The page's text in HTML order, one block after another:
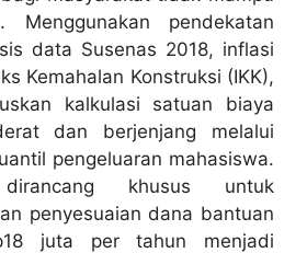
pendekatan
data Susenas 2018, inflasi
Kemahalan Konstruksi (IKK),
kalkulasi satuan biaya
dan berjenjang melalui
pengeluaran mahasiswa.
khusus untuk
penyesuaian dana bantuan
juta per tahun menjadi